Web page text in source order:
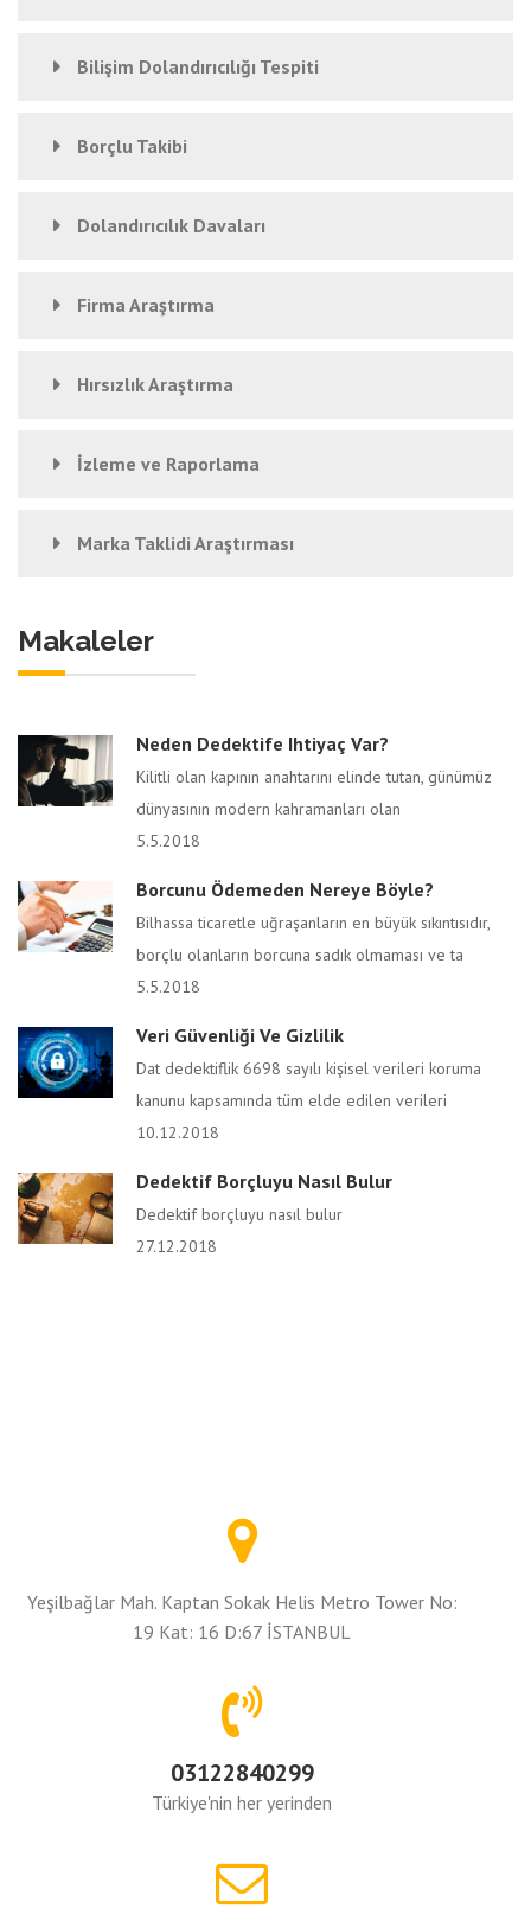
Bilişim Dolandırıcılığı Tespiti
Borçlu Takibi
Dolandırıcılık Davaları
Firma Araştırma
Hırsızlık Araştırma
İzleme ve Raporlama
Marka Taklidi Araştırması
Makaleler
Neden Dedektife Ihtiyaç Var?
Kilitli olan kapının anahtarını elinde tutan, günümüz
dünyasının modern kahramanları olan
5.5.2018
Borcunu Ödemeden Nereye Böyle?
Bilhassa ticaretle uğraşanların en büyük sıkıntısıdır,
borçlu olanların borcuna sadık olmaması ve ta
5.5.2018
Veri Güvenliği Ve Gizlilik
Dat dedektiflik 6698 sayılı kişisel verileri koruma
kanunu kapsamında tüm elde edilen verileri
10.12.2018
Dedektif Borçluyu Nasıl Bulur
Dedektif borçluyu nasıl bulur
27.12.2018
Yeşilbağlar Mah. Kaptan Sokak Helis Metro Tower No:
19 Kat: 16 D:67 İSTANBUL
03122840299
Türkiye'nin her yerinden